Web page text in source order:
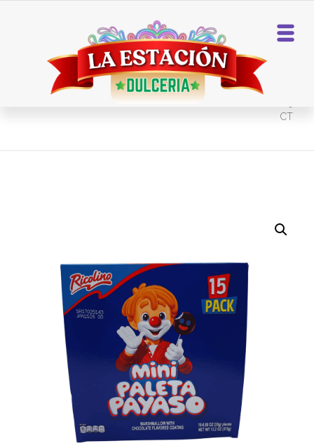
Home
Chocolates
MINI PALETA PAYASO 15
CT